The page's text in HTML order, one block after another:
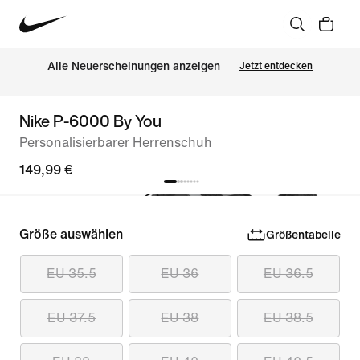
Alle Neuerscheinungen anzeigen Jetzt entdecken
Nike P-6000 By You
Personalisierbarer Herrenschuh
149,99 €
Größe auswählen Größentabelle
EU 35.5 EU 36 EU 36.5
EU 37.5 EU 38 EU 38.5